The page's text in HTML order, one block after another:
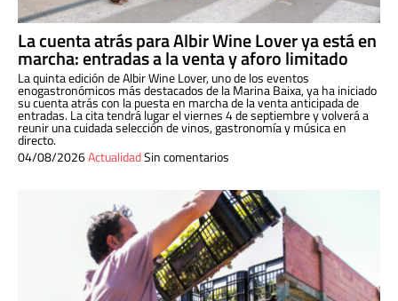
La cuenta atrás para Albir Wine Lover ya está en
marcha: entradas a la venta y aforo limitado
La quinta edición de Albir Wine Lover, uno de los eventos
enogastronómicos más destacados de la Marina Baixa, ya ha iniciado
su cuenta atrás con la puesta en marcha de la venta anticipada de
entradas. La cita tendrá lugar el viernes 4 de septiembre y volverá a
reunir una cuidada selección de vinos, gastronomía y música en
directo.
04/08/2026ActualidadSin comentarios